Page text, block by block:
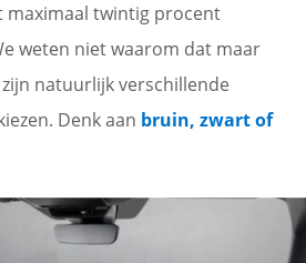
maximaal twintig procent
weten niet waarom dat maar
natuurlijk verschillende
Denk aan bruin, zwart of